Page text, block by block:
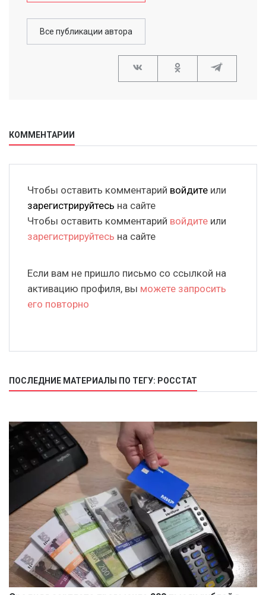
Все публикации автора
КОММЕНТАРИИ
Чтобы оставить комментарий войдите или
зарегистрируйтесь на сайте
Чтобы оставить комментарий войдите или
зарегистрируйтесь на сайте
Если вам не пришло письмо со ссылкой на
активацию профиля, вы можете запросить
его повторно
ПОСЛЕДНИЕ МАТЕРИАЛЫ ПО ТЕГУ: РОССТАТ